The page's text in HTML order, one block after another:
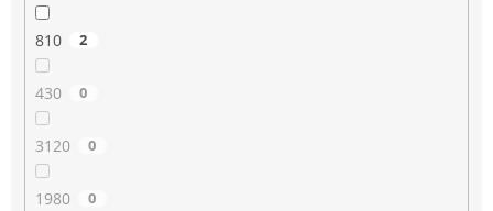
810 2
430 0
3120 0
1980 0